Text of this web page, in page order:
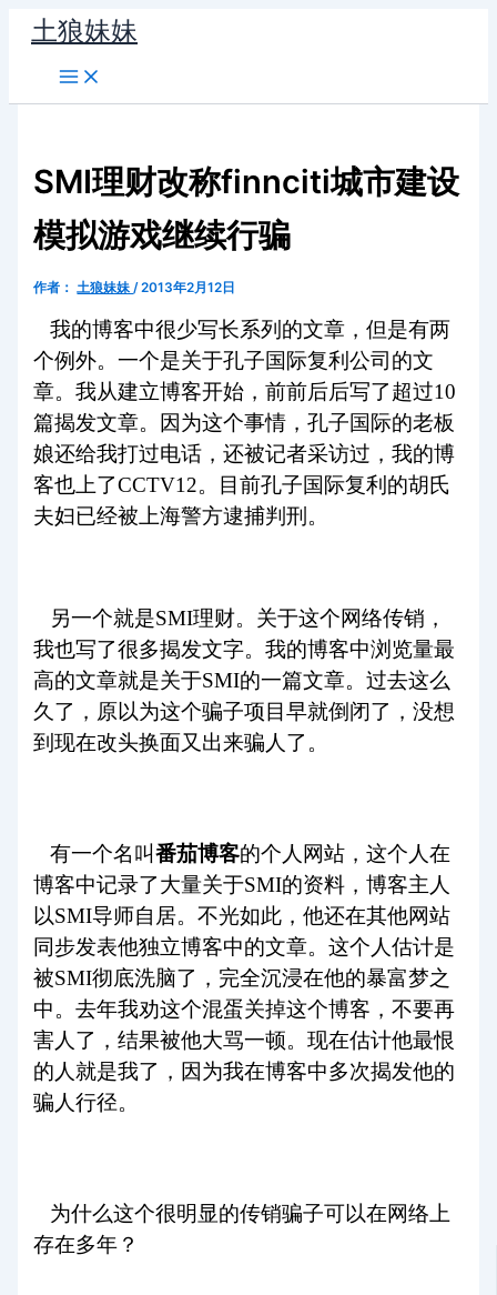
容
土狼妹妹
SMI理财改称finnciti城市建设
模拟游戏继续行骗
作者： 土狼妹妹/2013年2月12日
我的博客中很少写长系列的文章，但是有两
个例外。一个是关于孔子国际复利公司的文
章。我从建立博客开始，前前后后写了超过10
篇揭发文章。因为这个事情，孔子国际的老板
娘还给我打过电话，还被记者采访过，我的博
客也上了CCTV12。目前孔子国际复利的胡氏
夫妇已经被上海警方逮捕判刑。
另一个就是SMI理财。关于这个网络传销，
我也写了很多揭发文字。我的博客中浏览量最
高的文章就是关于SMI的一篇文章。过去这么
久了，原以为这个骗子项目早就倒闭了，没想
到现在改头换面又出来骗人了。
有一个名叫番茄博客的个人网站，这个人在
博客中记录了大量关于SMI的资料，博客主人
以SMI导师自居。不光如此，他还在其他网站
同步发表他独立博客中的文章。这个人估计是
被SMI彻底洗脑了，完全沉浸在他的暴富梦之
中。去年我劝这个混蛋关掉这个博客，不要再
害人了，结果被他大骂一顿。现在估计他最恨
的人就是我了，因为我在博客中多次揭发他的
骗人行径。
为什么这个很明显的传销骗子可以在网络上
存在多年？